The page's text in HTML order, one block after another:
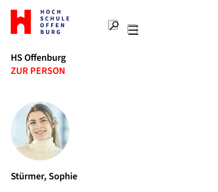
Zur
Startseite
Hochschule
Suche
HS Offenburg
ZUR PERSON
Stürmer, Sophie